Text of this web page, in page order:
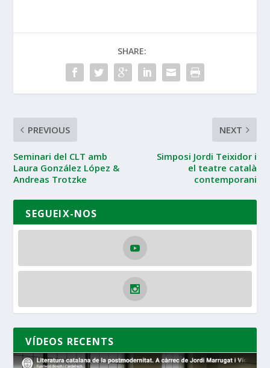
SHARE:
PREVIOUS
Seminari del CLT amb
Laura González López &
Andreas Trotzke
NEXT
Simposi Jordi Teixidor i
el teatre català
contemporani
SEGUEIX-NOS
VÍDEOS RECENTS